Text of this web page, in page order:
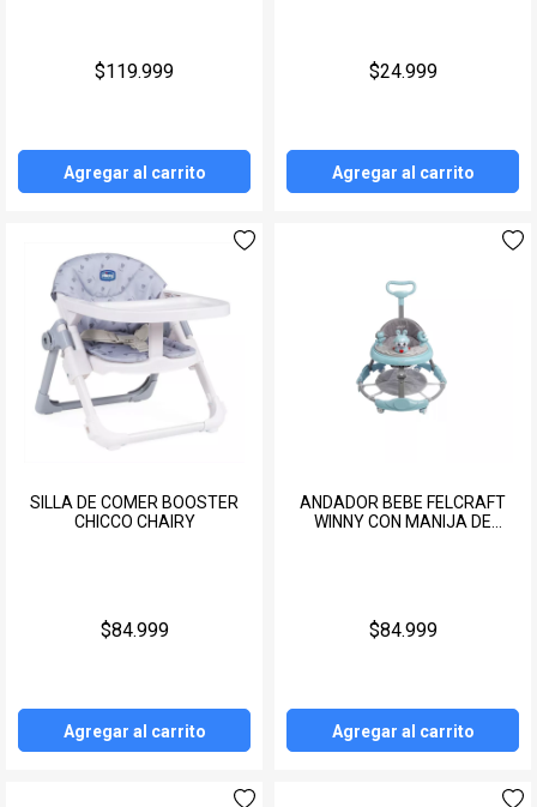
$119.999
Agregar al carrito
$24.999
Agregar al carrito
SILLA DE COMER BOOSTER
CHICCO CHAIRY
$84.999
Agregar al carrito
ANDADOR BEBE FELCRAFT
WINNY CON MANIJA DE
$84.999
Agregar al carrito